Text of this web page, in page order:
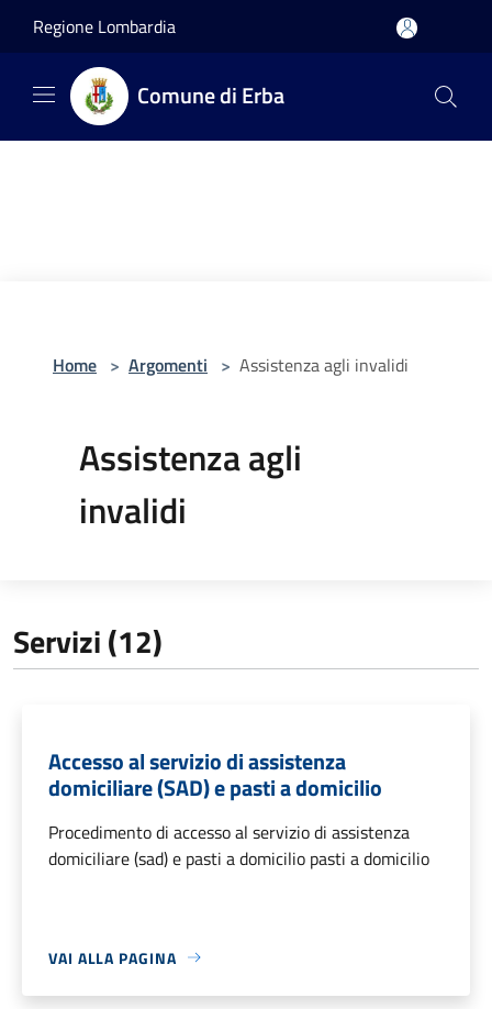
Regione Lombardia
Comune di Erba
Home > Argomenti > Assistenza agli invalidi
Assistenza agli
invalidi
Servizi (12)
Accesso al servizio di assistenza
domiciliare (SAD) e pasti a domicilio
Procedimento di accesso al servizio di assistenza
domiciliare (sad) e pasti a domicilio pasti a domicilio
VAI ALLA PAGINA